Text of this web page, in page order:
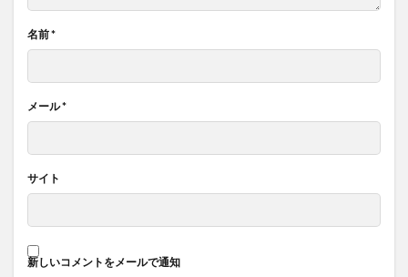
名前*
メール*
サイト
新しいコメントをメールで通知